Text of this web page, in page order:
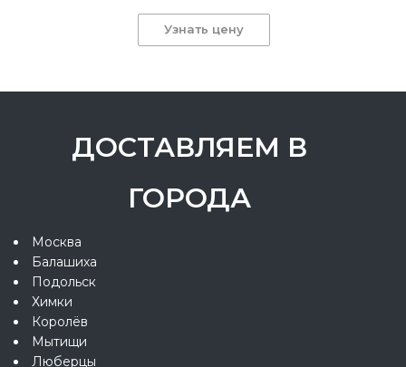
Узнать цену
ДОСТАВЛЯЕМ В
ГОРОДА
Москва
Балашиха
Подольск
Химки
Королёв
Мытищи
Люберцы